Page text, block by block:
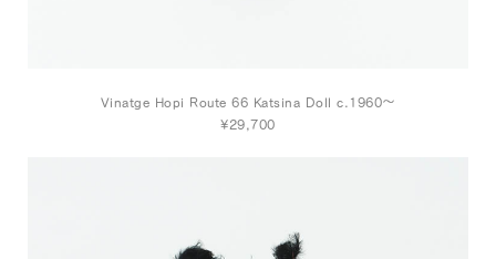
Vinatge Hopi Route 66 Katsina Doll c.1960～
¥29,700